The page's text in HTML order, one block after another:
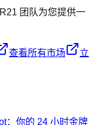
团队为您提供一
查看所有市场
立
：你的 24 小时金牌